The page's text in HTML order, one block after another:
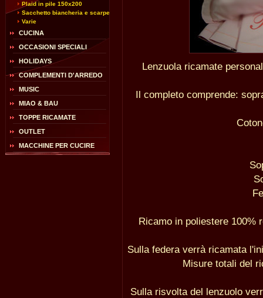
Plaid in pile 150x200
Sacchetto biancheria e scarpe
Varie
CUCINA
OCCASIONI SPECIALI
HOLIDAYS
COMPLEMENTI D'ARREDO
MUSIC
MIAO & BAU
TOPPE RICAMATE
OUTLET
MACCHINE PER CUCIRE
Lenzuola ricamate
Il completo comprende:
Ricamo in poliestere 100%
Sulla federa verrà ricamata
Misure totali del
Sulla risvolta del lenzuolo